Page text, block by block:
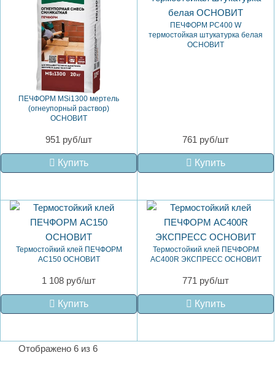
ПЕЧФОРМ MSi1300 мертель
(огнеупорный раствор)
ОСНОВИТ
951 руб/шт
Купить
ПЕЧФОРМ PC400 W
термостойкая штукатурка белая
ОСНОВИТ
761 руб/шт
Купить
Термостойкий клей ПЕЧФОРМ
AC150 ОСНОВИТ
1 108 руб/шт
Купить
Термостойкий клей ПЕЧФОРМ
AC400R ЭКСПРЕСС ОСНОВИТ
771 руб/шт
Купить
Отображено 6 из 6